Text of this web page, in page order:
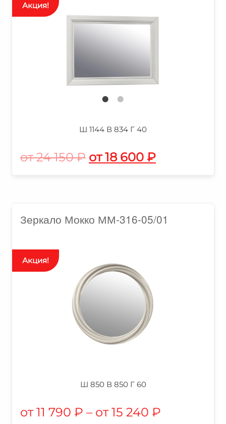
Ш 1144 В 834 Г 40
24 150₽ 18 600 ₽
Зеркало Мокко ММ-316-05/01
Ш 850 В 850 Г 60
11 790 ₽ – 15 240 ₽